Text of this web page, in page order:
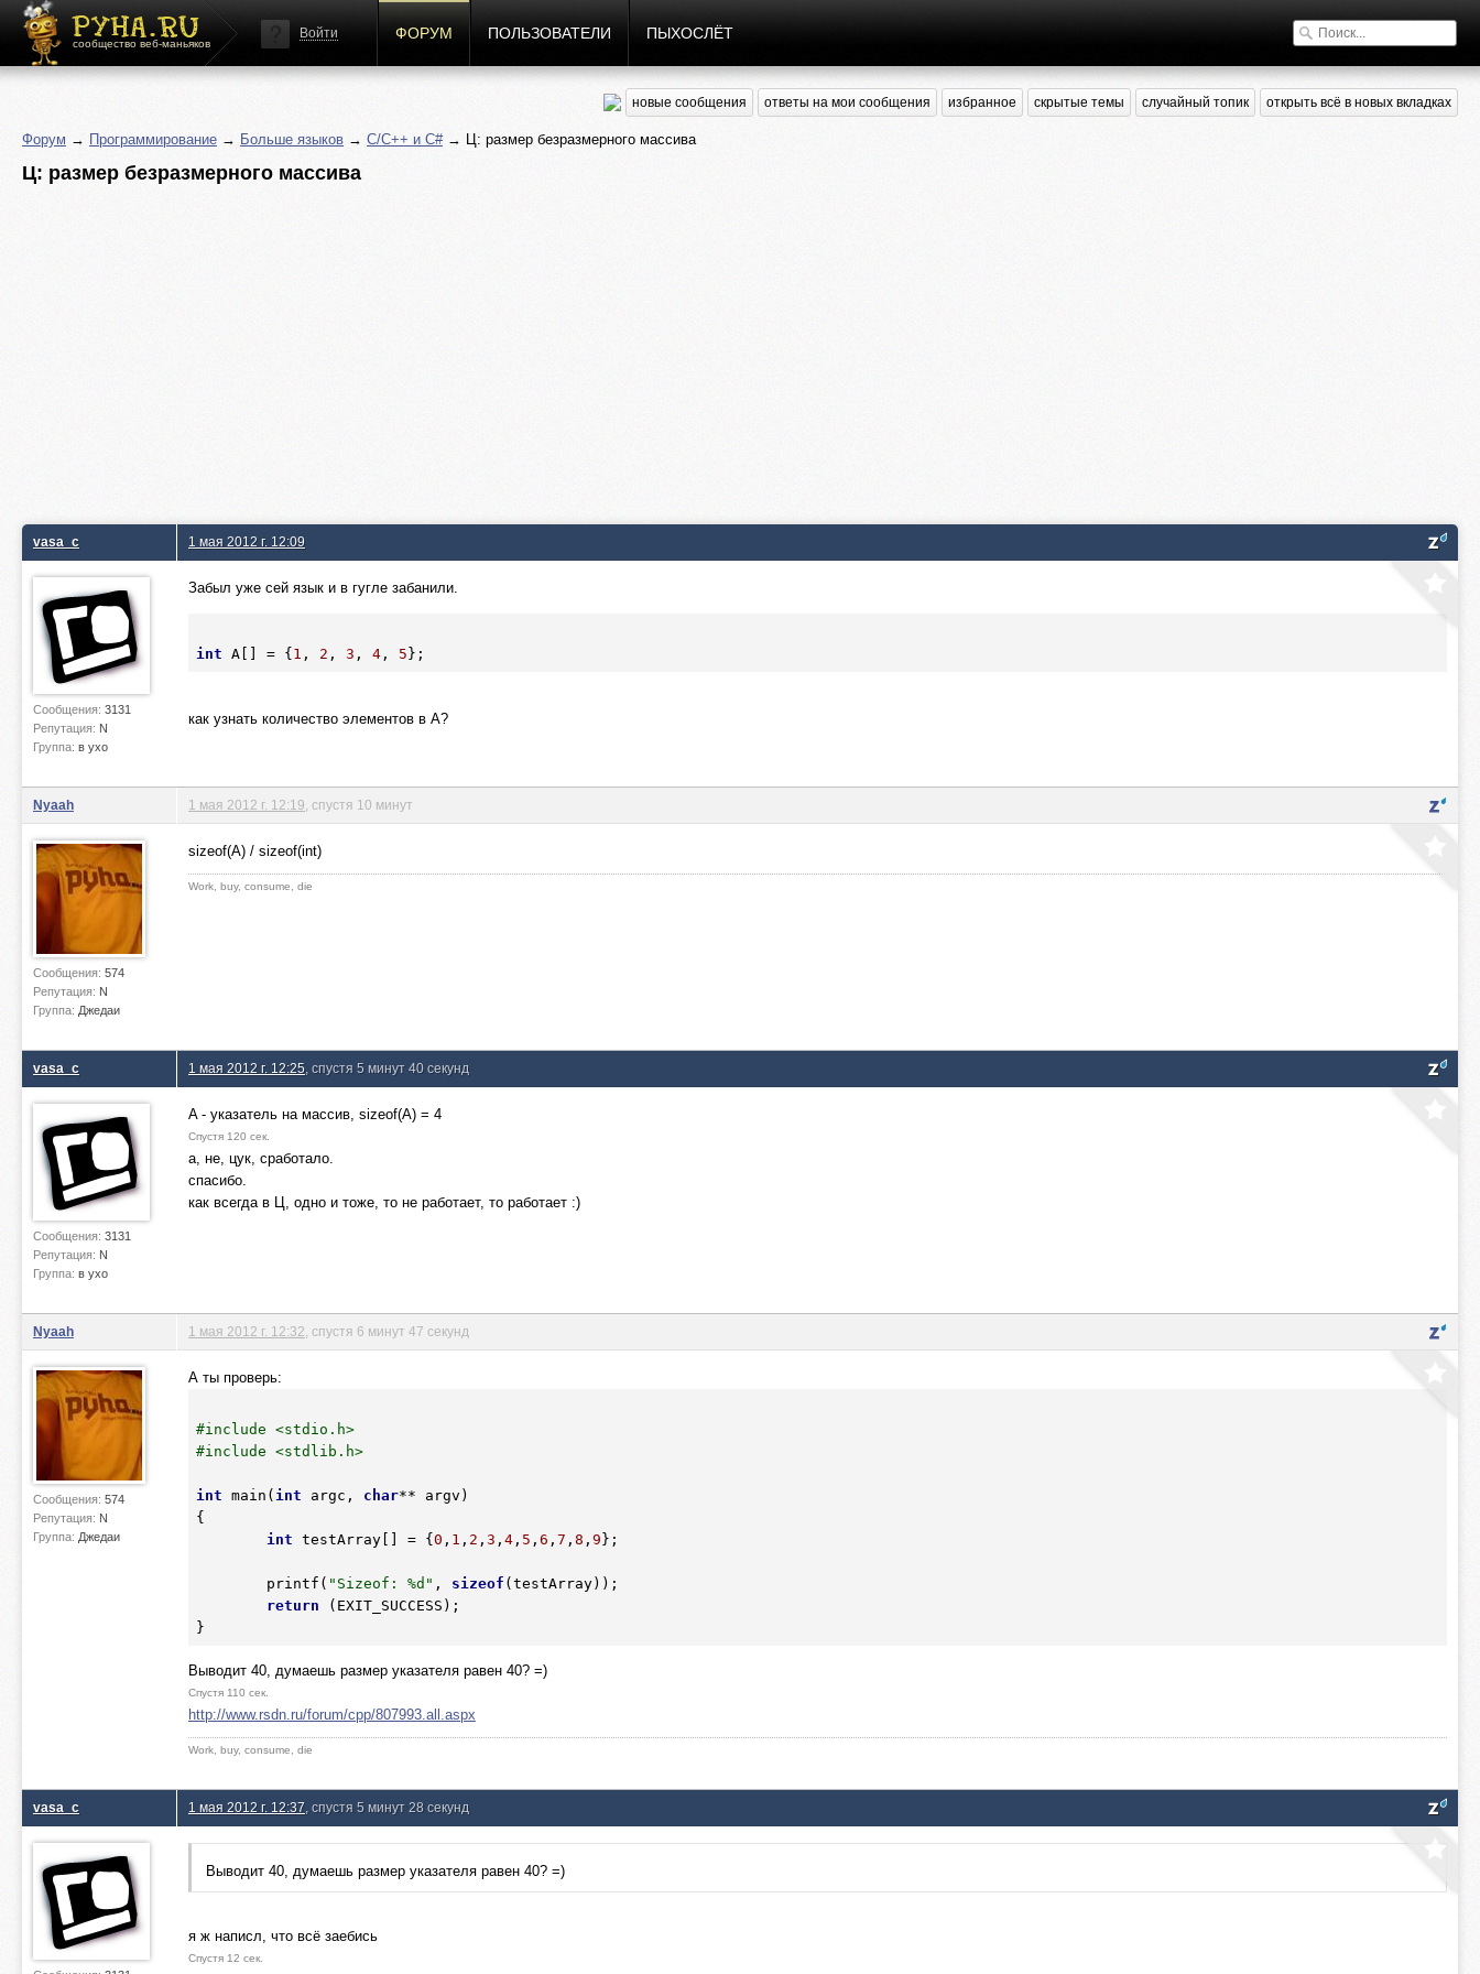
сообщество веб-маньяков
Войти ФОРУМ ПОЛЬЗОВАТЕЛИ ПЫХОСЛЁТ
новые сообщения ответы на мои сообщения избранное скрытые темы случайный топик открыть всё в новых вкладках
Форум → Программирование → Больше языков → C/C++ и C#→ Ц: размер безразмерного массива
Ц: размер безразмерного массива
vasa_c
Сообщения: 3131
Репутация: N
Группа: в ухо
1 мая 2012 г. 12:09
Забыл уже сей язык и в гугле забанили.
int A[] = {1 , 2 , 3 , 4, 5
как узнать количество элементов в A?
Nyaah
Сообщения: 574
Репутация: N
Группа: Джедаи
1 мая 2012 г. 12:19 , спустя 10 минут
sizeof(A) / sizeof(int)
Work, buy, consume, die
vasa_c
Сообщения: 3131
Репутация: N
Группа: в ухо
1 мая 2012 г. 12:25 , спустя 5 минут 40 секунд
A - указатель на массив, sizeof(A) = 4
Спустя 120 сек.
а, не, цук, сработало.
спасибо.
как всегда в Ц, одно и тоже, то не работает, то работает :)
Nyaah
Сообщения: 574
Репутация: N
Группа: Джедаи
1 мая 2012 г. 12:32 , спустя 6 минут 47 секунд
А ты проверь:
#include <stdio.h>
#include <stdlib.h>
int main( int argc, char** argv)
{
int testArray[] = {0 , 1 , 2 , 3 , 4, 5 , 6 , 7 , 8 , 9};
	printf(
"Sizeof: %d" , sizeof (testArray));
return (EXIT_SUCCESS);
}
Выводит 40, думаешь размер указателя равен 40? =)
Спустя 110 сек.
http://www.rsdn.ru/forum/cpp/807993.all.aspx
Work, buy, consume, die
vasa_c 1 мая 2012 г. 12:37 , спустя 5 минут 28 секунд
Выводит 40, думаешь размер указателя равен 40? =)
я ж написл, что всё заебись
Спустя 12 сек.